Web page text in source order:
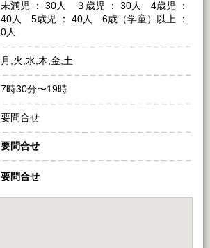
未満児 ： 30人 ３歳児 ： 30人 4歳児 ：
40人 5歳児 ： 40人 6歳（学童）以上 ：
0人
月,火,水,木,金,土
7時30分〜19時
要問合せ
要問合せ
要問合せ